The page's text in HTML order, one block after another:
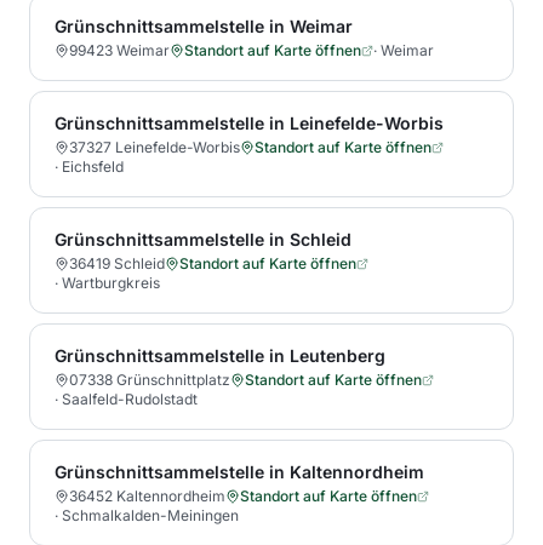
Grünschnittsammelstelle in Weimar
99423 Weimar Standort auf Karte öffnen · Weimar
Grünschnittsammelstelle in Leinefelde-Worbis
37327 Leinefelde-Worbis
Standort auf Karte öffnen
· Eichsfeld
Grünschnittsammelstelle in Schleid
36419 Schleid
Standort auf Karte öffnen
· Wartburgkreis
Grünschnittsammelstelle in Leutenberg
07338 Grünschnittplatz
Standort auf Karte öffnen
· Saalfeld-Rudolstadt
Grünschnittsammelstelle in Kaltennordheim
36452 Kaltennordheim
Standort auf Karte öffnen
· Schmalkalden-Meiningen